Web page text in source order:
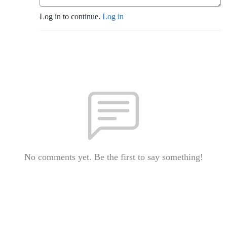
Log in to continue. Log in
No comments yet. Be the first to say something!